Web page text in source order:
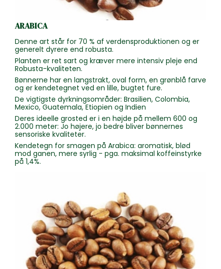
ARABICA
Denne art står for 70 % af verdensproduktionen og er
generelt dyrere end robusta.
Planten er ret sart og kræver mere intensiv pleje end
Robusta-kvaliteten.
Bønnerne har en langstrakt, oval form, en grønblå farve
og er kendetegnet ved en lille, bugtet fure.
De vigtigste dyrkningsområder: Brasilien, Colombia,
Mexico, Guatemala, Etiopien og Indien
Deres ideelle grosted er i en højde på mellem 600 og
2.000 meter: Jo højere, jo bedre bliver bønnernes
sensoriske kvaliteter.
Kendetegn for smagen på Arabica: aromatisk, blød
mod ganen, mere syrlig - pga. maksimal koffeinstyrke
på 1,4%.